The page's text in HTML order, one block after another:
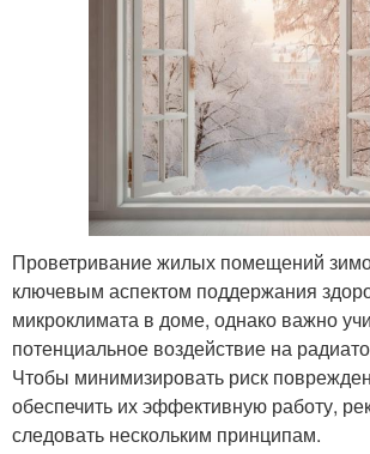
Проветривание жилых помещений
ключевым аспектом поддержания
микроклимата в доме, однако важно
потенциальное воздействие на
Чтобы минимизировать риск
обеспечить их эффективную работу,
следовать нескольким принципам.